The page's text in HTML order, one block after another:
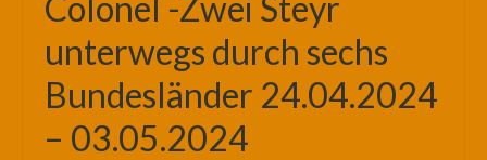
unterwegs durch sechs
Bundesländer 24.04.2024
– 03.05.2024